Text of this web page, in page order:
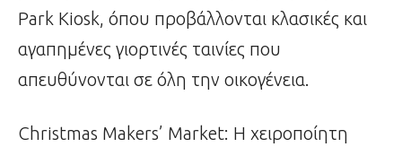
Park Kiosk, όπου προβάλλονται κλασικές και
αγαπημένες γιορτινές ταινίες που
απευθύνονται σε όλη την οικογένεια.
Christmas Makers’ Market: Η χειροποίητη